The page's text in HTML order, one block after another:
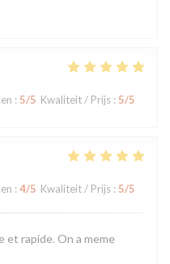
: 5/5 Kwaliteit / Prijs : 5/5
: 4/5 Kwaliteit / Prijs : 5/5
et rapide. On a meme